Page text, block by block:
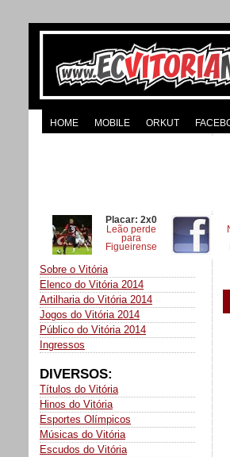
HOME MOBILE ORKUT
Placar: 2x0
Leão perde
para
Figueirense
Sobre o Vitória
Elenco do Vitória 2014
Artilharia do Vitória 2014
Jogos do Vitória 2014
Público do Vitória 2014
Ingressos
DIVERSOS:
Títulos do Vitória
Hinos do Vitória
Esportes Olímpicos
Músicas do Vitória
Escudos do Vitória